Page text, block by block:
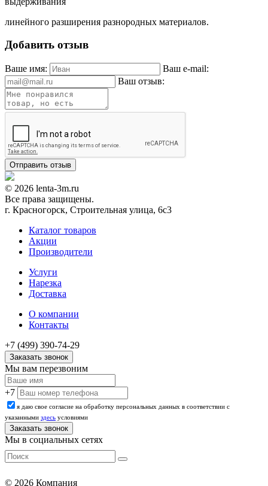
линейного разширения разнородных материалов.
Добавить отзыв
Ваше имя:
Ваш e-mail:
Ваш отзыв:
© 2026 lenta-3m.ru
Все права защищены.
г. Красногорск, Строительная улица, 6с3
Каталог товаров
Акции
Производители
Услуги
Нарезка
Доставка
О компании
Контакты
+7 (499) 390-74-29
Заказать звонок
Мы вам перезвоним
+7
я даю свое согласие на обработку персональных данных в соответствии с
указанными здесь условиями
Мы в социальных сетях
© 2026 Компания